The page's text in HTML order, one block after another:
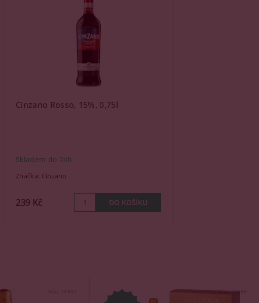
Cinzano Rosso, 15%, 0,75l
Skladem do 24h
Značka: Cinzano
239 Kč
Kód: 71847 Kód:72688